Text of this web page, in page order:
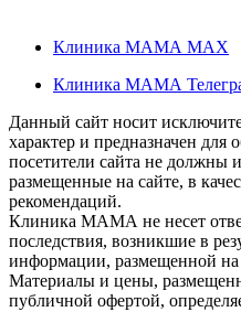
Клиника МАМА MAX
Клиника МАМА
Данный сайт носит
характер и предназначен для
посетители сайта не должны
размещенные на сайте, в
рекомендаций.
Клиника МАМА не несет
последствия, возникшие в
информации, размещенной на
Материалы и цены,
публичной офертой,